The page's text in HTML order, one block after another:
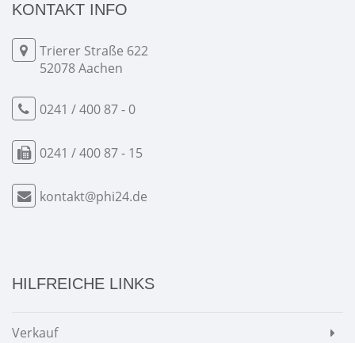
KONTAKT INFO
Trierer Straße 622
52078 Aachen
0241 / 400 87 - 0
0241 / 400 87 - 15
kontakt@phi24.de
HILFREICHE LINKS
Verkauf